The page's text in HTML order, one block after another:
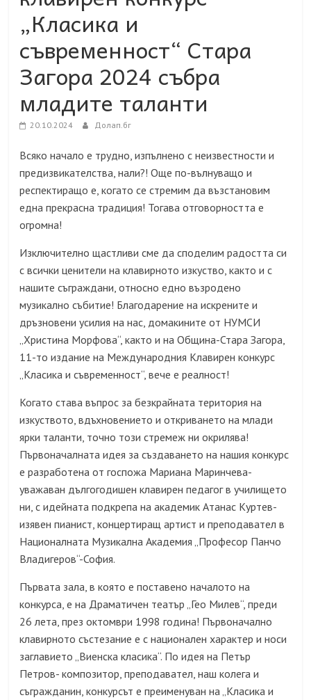
„Класика и
съвременност“ Стара
Загора 2024 събра
младите таланти
20.10.2024 Долап.бг
Всяко начало е трудно, изпълнено с неизвестности и
предизвикателства, нали?! Още по-вълнуващо и
респектиращо е, когато се стремим да възстановим
една прекрасна традиция! Тогава отговорността е
огромна!
Изключително щастливи сме да споделим радостта си
с всички ценители на клавирното изкуство, както и с
нашите съграждани, относно едно възродено
музикално събитие! Благодарение на искрените и
дръзновени усилия на нас, домакините от НУМСИ
„Христина Морфова“, както и на Община-Стара Загора,
11-то издание на Международния Клавирен конкурс
„Класика и съвременност“, вече е реалност!
Когато става въпрос за безкрайната територия на
изкуството, вдъхновението и откриването на млади
ярки таланти, точно този стремеж ни окрилява!
Първоначалната идея за създаването на нашия конкурс
е разработена от госпожа Мариана Маринчева-
уважаван дългогодишен клавирен педагог в училището
ни, с идейната подкрепа на академик Атанас Куртев-
изявен пианист, концертиращ артист и преподавател в
Националната Музикална Академия „Професор Панчо
Владигеров“-София.
Първата зала, в която е поставено началото на
конкурса, е на Драматичен театър „Гео Милев“, преди
26 лета, през октомври 1998 година! Първоначално
клавирното състезание е с национален характер и носи
заглавието „Виенска класика“. По идея на Петър
Петров- композитор, преподавател, наш колега и
съгражданин, конкурсът е преименуван на „Класика и